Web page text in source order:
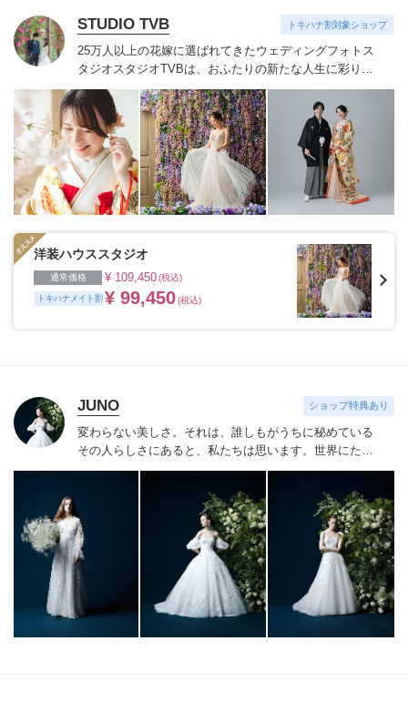
STUDIO TVB トキハナ割対象ショップ
25万人以上の花嫁に選ばれてきたウェディングフォトス
タジオスタジオTVBは、おふたりの新たな人生に彩りを
添える“最高のウェディングフォト”のお手伝いをさせて
いただきます。1枚の写真のチカラを信じて
洋装ハウススタジオ
通常価格 ¥ 109,450(税込)
トキハナメイト割 ¥ 99,450(税込)
JUNO ショップ特典あり
変わらない美しさ。それは、誰しもがうちに秘めている
その人らしさにあると、私たちは思います。 世界にたっ
たひと組のおふたりのこれまでと、これからの物語に思
ス、ことばにならない想いさえも織り込みながら。衣裳
をあわせる時間は、結婚式のその日だけではなく、その
先もつづくおふたりの人生を彩る時間。らしく輝く、自
信とよろこびに満ちたすべての幸せの瞬間のために。そ
の人らしさという、変わらない美しさを 私たちは求め
つづけています。